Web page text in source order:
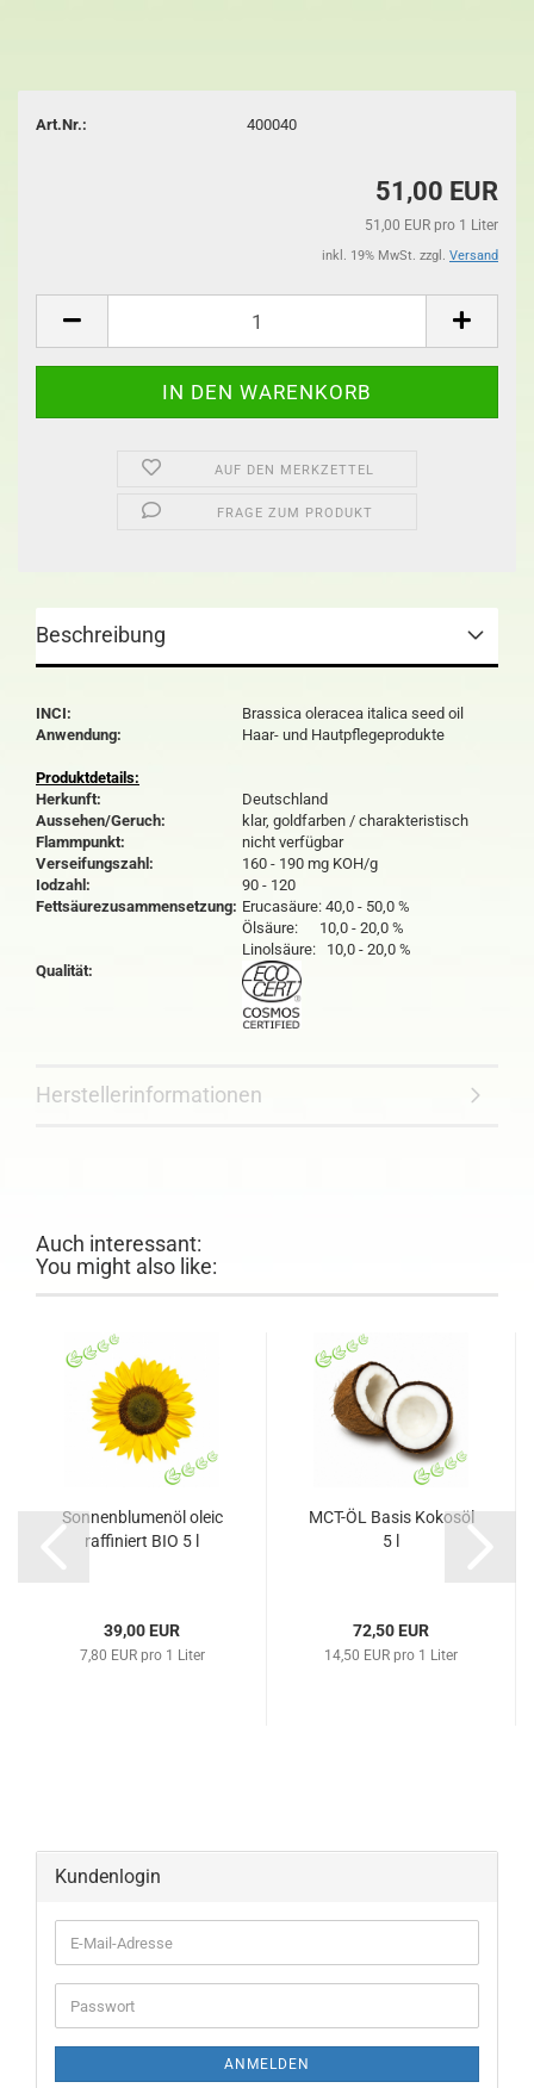
Art.Nr.: 400040
51,00 EUR
51,00 EUR pro 1 Liter
inkl. 19% MwSt. zzgl. Versand
AUF DEN MERKZETTEL
FRAGE ZUM PRODUKT
Beschreibung
INCI:
Brassica oleracea italica seed oil
Anwendung:
Haar- und Hautpflegeprodukte
Produktdetails:
Herkunft:
Deutschland
Aussehen/Geruch:
klar, goldfarben / charakteristisch
Flammpunkt:
nicht verfügbar
Verseifungszahl:
160 - 190 mg KOH/g
Iodzahl:
90 - 120
Fettsäurezusammensetzung: Erucasäure: 40,0 - 50,0 %
Ölsäure: 10,0 - 20,0 %
Linolsäure: 10,0 - 20,0 %
Qualität:
Herstellerinformationen
Auch interessant:
You might also like:
Sonnenblumenöl oleic
raffiniert BIO 5 l
39,00 EUR
7,80 EUR pro 1 Liter
MCT-ÖL Basis Kokosöl
5 l
72,50 EUR
14,50 EUR pro 1 Liter
Kundenlogin
ANMELDEN